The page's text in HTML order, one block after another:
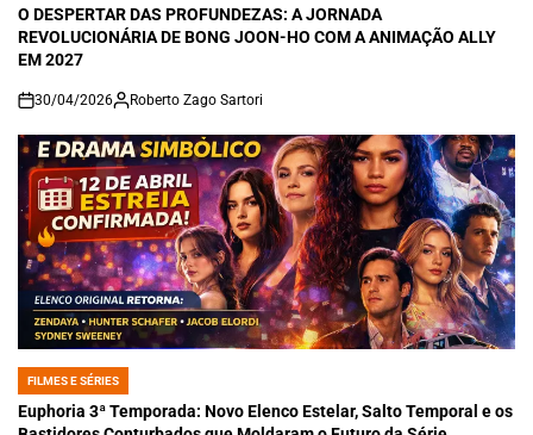
IN
O DESPERTAR DAS PROFUNDEZAS: A JORNADA
REVOLUCIONÁRIA DE BONG JOON-HO COM A ANIMAÇÃO ALLY
EM 2027
on
30/04/2026 Roberto Zago Sartori
POSTED
IN
FILMES E SÉRIES
Euphoria 3ª Temporada: Novo Elenco Estelar, Salto Temporal e os